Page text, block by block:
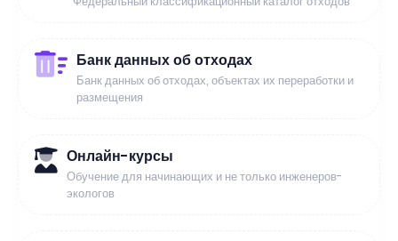
Банк данных об отходах
Банк данных об отходах, объектах их переработки и
размещения
Онлайн-курсы
Обучение для начинающих и не только инженеров-
экологов